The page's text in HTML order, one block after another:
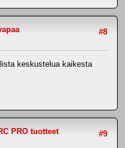
#8
keskustelua kaikesta
#9
PRO tuotteet